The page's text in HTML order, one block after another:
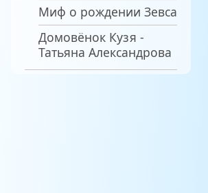
Миф о рождении Зевса
Домовёнок Кузя -
Татьяна Александрова